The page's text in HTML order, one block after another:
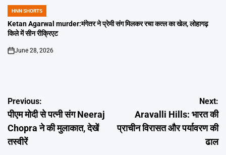
POSTED
IN
HNN SHORTS
Ketan Agarwal murder:मंगेतर ने प्रेमी संग मिलकर रचा कत्ल का खेल, लोहागढ़
किले में सीन रीक्रिएट
on
June 28, 2026
Post
navigation
Previous:
पीएम मोदी से पत्नी संग Neeraj
Chopra ने की मुलाकात, देखें
तस्वीरें
Next:
Aravalli Hills: भारत की
प्राचीन विरासत और पर्यावरण की
ढाल